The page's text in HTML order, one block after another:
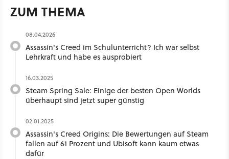
ZUM THEMA
08.04.2026
Assassin's Creed im Schulunterricht? Ich war selbst
Lehrkraft und habe es ausprobiert
16.03.2025
Steam Spring Sale: Einige der besten Open Worlds
überhaupt sind jetzt super günstig
02.01.2025
Assassin's Creed Origins: Die Bewertungen auf Steam
fallen auf 61 Prozent und Ubisoft kann kaum etwas
dafür